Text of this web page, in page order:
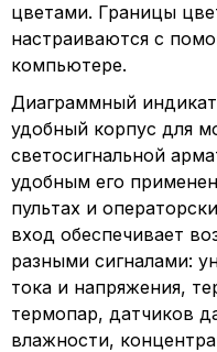
цветами. Границы
настраиваются с
компьютере.
Диаграммный
удобный корпус для
светосигнальной
удобным его
пультах и
вход обеспечивает
разными сигналами:
тока и напряжения,
термопар, датчиков
влажности,